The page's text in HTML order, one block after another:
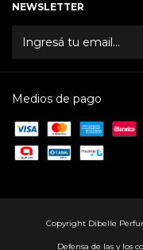
NEWSLETTER
Medios de pago
Copyright Dibelle
Defensa de las y los